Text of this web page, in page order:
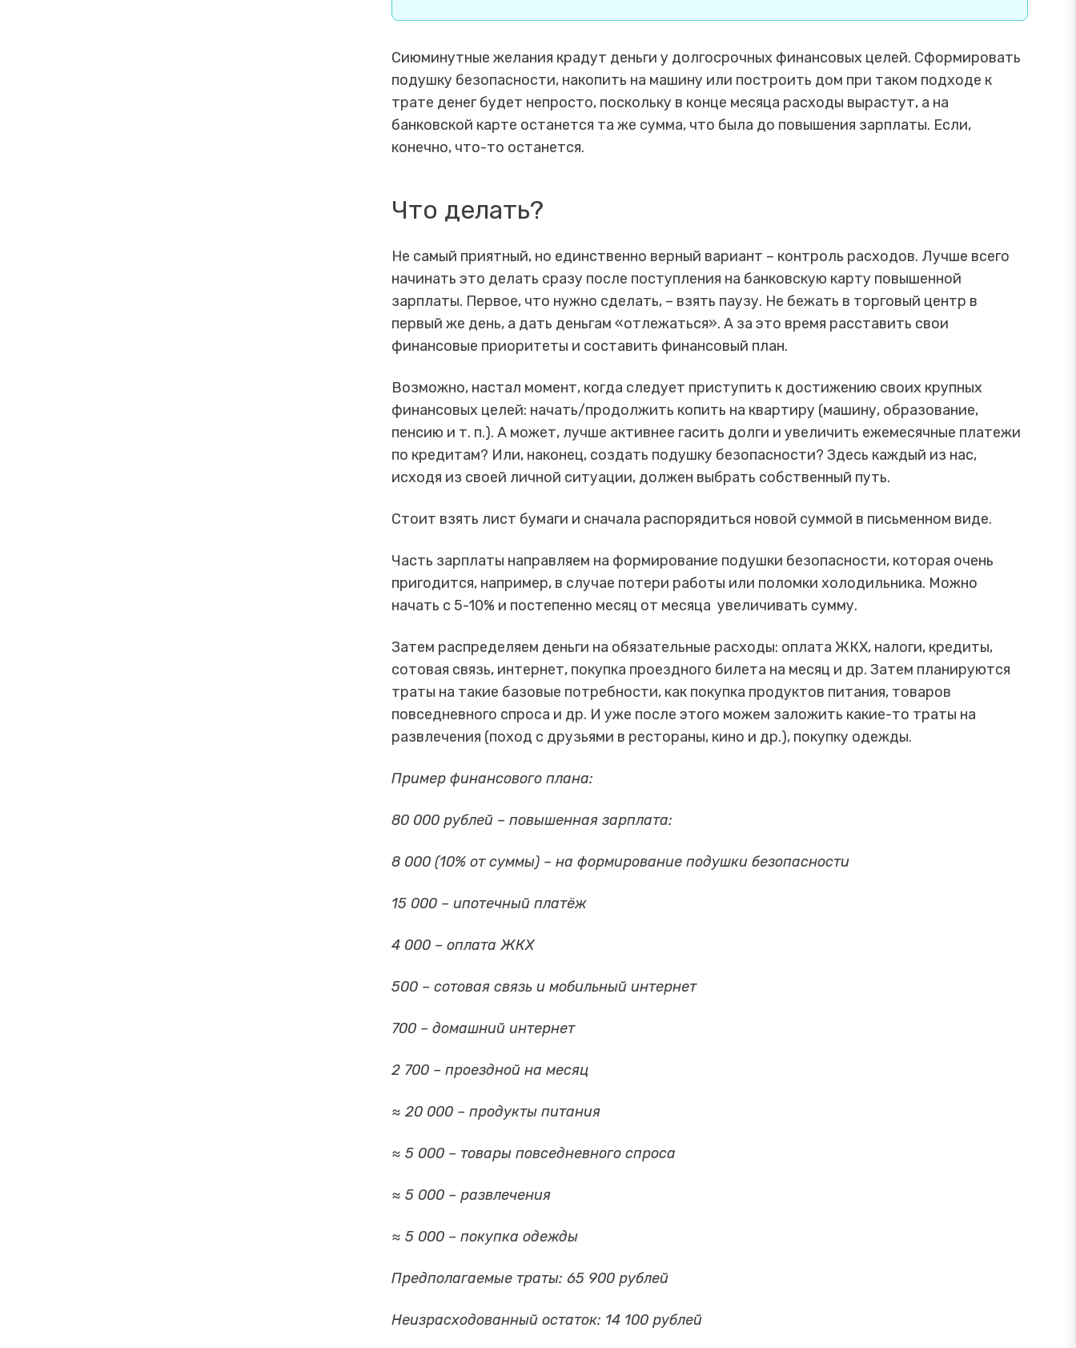
Сиюминутные желания крадут деньги у долгосрочных финансовых целей. Сформировать
подушку безопасности, накопить на машину или построить дом при таком подходе к
трате денег будет непросто, поскольку в конце месяца расходы вырастут, а на
банковской карте останется та же сумма, что была до повышения зарплаты. Если,
конечно, что-то останется.
Что делать?
Не самый приятный, но единственно верный вариант – контроль расходов. Лучше всего
начинать это делать сразу после поступления на банковскую карту повышенной
зарплаты. Первое, что нужно сделать, – взять паузу. Не бежать в торговый центр в
первый же день, а дать деньгам «отлежаться». А за это время расставить свои
финансовые приоритеты и составить финансовый план.
Возможно, настал момент, когда следует приступить к достижению своих крупных
финансовых целей: начать/продолжить копить на квартиру (машину, образование,
пенсию и т. п.). А может, лучше активнее гасить долги и увеличить ежемесячные платежи
по кредитам? Или, наконец, создать подушку безопасности? Здесь каждый из нас,
исходя из своей личной ситуации, должен выбрать собственный путь.
Стоит взять лист бумаги и сначала распорядиться новой суммой в письменном виде.
Часть зарплаты направляем на формирование подушки безопасности, которая очень
пригодится, например, в случае потери работы или поломки холодильника. Можно
начать с 5-10% и постепенно месяц от месяца увеличивать сумму.
Затем распределяем деньги на обязательные расходы: оплата ЖКХ, налоги, кредиты,
сотовая связь, интернет, покупка проездного билета на месяц и др. Затем планируются
траты на такие базовые потребности, как покупка продуктов питания, товаров
повседневного спроса и др. И уже после этого можем заложить какие-то траты на
развлечения (поход с друзьями в рестораны, кино и др.), покупку одежды.
Пример финансового плана:
80 000 рублей – повышенная зарплата:
8 000 (10% от суммы) – на формирование подушки безопасности
15 000 – ипотечный платёж
4 000 – оплата ЖКХ
500 – сотовая связь и мобильный интернет
700 – домашний интернет
2 700 – проездной на месяц
≈ 20 000 – продукты питания
≈ 5 000 – товары повседневного спроса
≈ 5 000 – развлечения
≈ 5 000 – покупка одежды
Предполагаемые траты: 65 900 рублей
Неизрасходованный остаток: 14 100 рублей